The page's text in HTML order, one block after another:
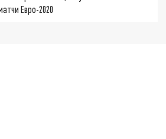
Евро-2020